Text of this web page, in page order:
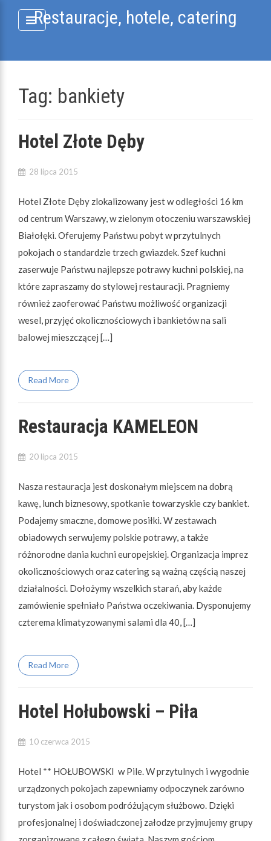
Restauracje, hotele, catering
Tag: bankiety
Hotel Złote Dęby
28 lipca 2015
Hotel Złote Dęby zlokalizowany jest w odległości 16 km
od centrum Warszawy, w zielonym otoczeniu warszawskiej
Białołęki. Oferujemy Państwu pobyt w przytulnych
pokojach o standardzie trzech gwiazdek. Szef kuchni
zaserwuje Państwu najlepsze potrawy kuchni polskiej, na
które zapraszamy do stylowej restauracji. Pragniemy
również zaoferować Państwu możliwość organizacji
wesel, przyjęć okolicznościowych i bankietów na sali
balowej mieszczącej […]
Read More
Restauracja KAMELEON
20 lipca 2015
Nasza restauracja jest doskonałym miejscem na dobrą
kawę, lunch biznesowy, spotkanie towarzyskie czy bankiet.
Podajemy smaczne, domowe posiłki. W zestawach
obiadowych serwujemy polskie potrawy, a także
różnorodne dania kuchni europejskiej. Organizacja imprez
okolicznościowych oraz catering są ważną częścią naszej
działalności. Dołożymy wszelkich starań, aby każde
zamówienie spełniało Państwa oczekiwania. Dysponujemy
czterema klimatyzowanymi salami dla 40, […]
Read More
Hotel Hołubowski – Piła
10 czerwca 2015
Hotel ** HOŁUBOWSKI w Pile. W przytulnych i wygodnie
urządzonych pokojach zapewniamy odpoczynek zarówno
turystom jak i osobom podróżującym służbowo. Dzięki
profesjonalnej i doświadczonej załodze przyjmujemy grupy